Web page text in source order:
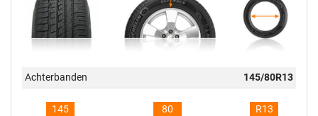
Achterbanden 145/80R13
145 80 R13